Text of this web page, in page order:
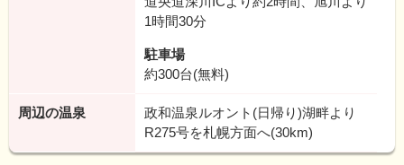
1時間30分
駐車場
約300台(無料)
周辺の温泉
政和温泉ルオント(日帰り)湖畔より
R275号を札幌方面へ(30km)